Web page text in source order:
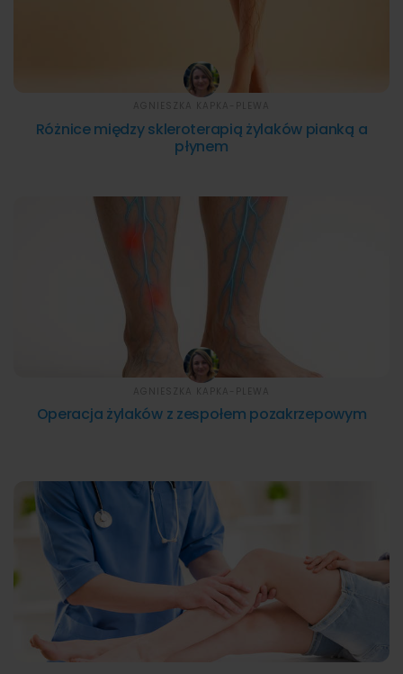
Różnice między skleroterapią żylaków pianką a
płynem
Operacja żylaków z zespołem pozakrzepowym